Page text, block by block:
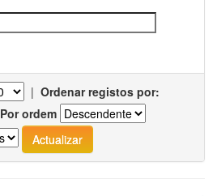
| Ordenar registos por:
Por ordem